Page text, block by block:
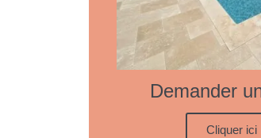
Demander
Cliquer ici